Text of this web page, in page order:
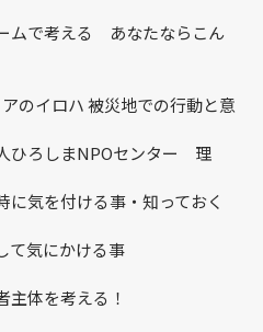
考える あなたならこん
のイロハ 被災地での行動と意
ひろしまNPOセンター 理
気を付ける事・知っておく
にかける事
を考える！